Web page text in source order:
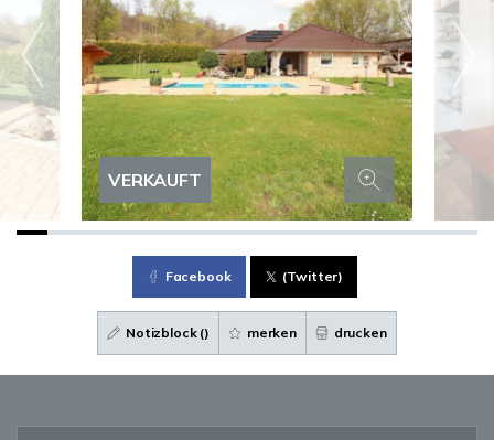
VERKAUFT
Facebook (Twitter)
Notizblock () merken drucken